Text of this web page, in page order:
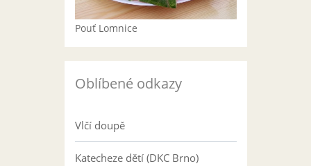
Pouť Lomnice
Oblíbené odkazy
Vlčí doupě
Katecheze dětí (DKC Brno)